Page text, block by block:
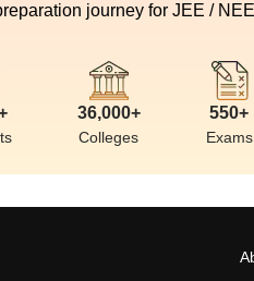
journey for JEE /
36,000+
Colleges
550+
Exams